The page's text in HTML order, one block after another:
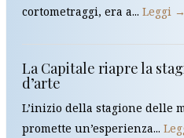
cortometraggi, era a... Leggi →
La Capitale riapre la
d’arte
L’inizio della stagione delle
promette un’esperienza...